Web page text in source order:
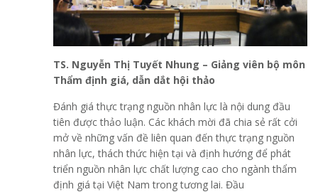
TS. Nguyễn Thị Tuyết Nhung – Giảng viên bộ môn
Thẩm định giá, dẫn dắt hội thảo
Đánh giá thực trạng nguồn nhân lực là nội dung đầu
tiên được thảo luận. Các khách mời đã chia sẻ rất cởi
mở về những vấn đề liên quan đến thực trạng nguồn
nhân lực, thách thức hiện tại và định hướng để phát
triển nguồn nhân lực chất lượng cao cho ngành thẩm
định giá tại Việt Nam trong tương lai. Đầu